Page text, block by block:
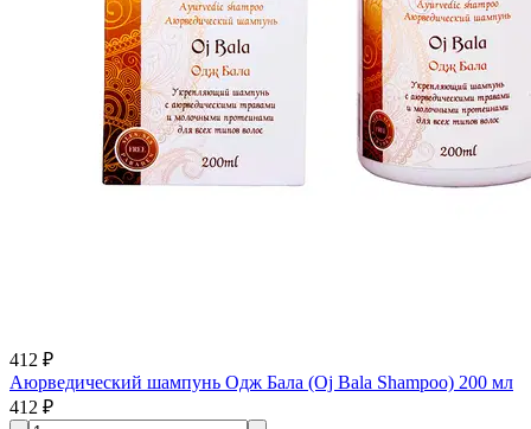
412 ₽
Аюрведический шампунь Одж Бала (Oj Bala Shampoo) 200 мл
412 ₽